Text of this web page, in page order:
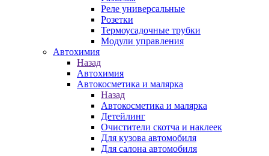
Реле универсальные
Розетки
Термоусадочные трубки
Модули управления
Автохимия
Назад
Автохимия
Автокосметика и малярка
Назад
Автокосметика и малярка
Детейлинг
Очистители скотча и наклеек
Для кузова автомобиля
Для салона автомобиля